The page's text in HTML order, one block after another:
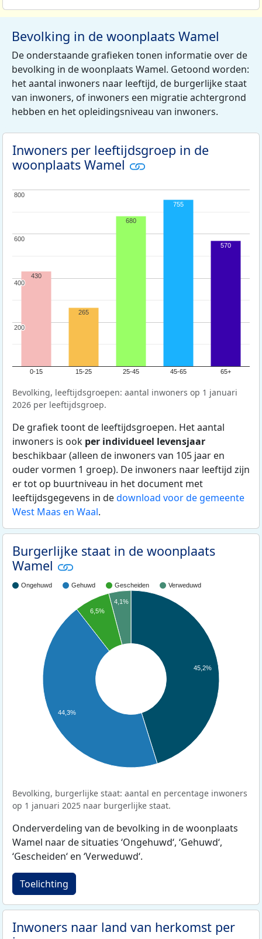
Bevolking in de woonplaats Wamel
De onderstaande grafieken tonen informatie over de
bevolking in de woonplaats Wamel. Getoond worden:
het aantal inwoners naar leeftijd, de burgerlijke staat
van inwoners, of inwoners een migratie achtergrond
hebben en het opleidingsniveau van inwoners.
Inwoners per leeftijdsgroep in de
woonplaats Wamel
0-15 15-25 25-45 45-65 65+
200
200
400
400
600
600
800
800
430
265
680
755
570
Bevolking, leeftijdsgroepen: aantal inwoners op 1 januari
2026 per leeftijdsgroep.
De grafiek toont de leeftijdsgroepen. Het aantal
inwoners is ook per individueel levensjaar
beschikbaar (alleen de inwoners van 105 jaar en
ouder vormen 1 groep). De inwoners naar leeftijd zijn
er tot op buurtniveau in het document met
leeftijdsgegevens in dedownload voor de gemeente
West Maas en Waal.
Burgerlijke staat in de woonplaats
Wamel
Ongehuwd Gehuwd Gescheiden Verweduwd
45,2%
4,1%
6,5%
44,3%
Bevolking, burgerlijke staat: aantal en percentage inwoners
op 1 januari 2025 naar burgerlijke staat.
Onderverdeling van de bevolking in de woonplaats
Wamel naar de situaties ‘Ongehuwd‘, ‘Gehuwd‘,
‘Gescheiden‘ en ‘Verweduwd‘.
Toelichting
Inwoners naar land van herkomst per